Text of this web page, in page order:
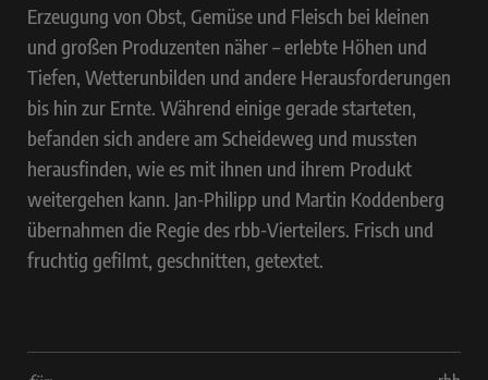
Erzeugung von Obst, Gemüse und Fleisch bei kleinen
und großen Produzenten näher – erlebte Höhen und
Tiefen, Wetterunbilden und andere Herausforderungen
bis hin zur Ernte. Während einige gerade starteten,
befanden sich andere am Scheideweg und mussten
herausfinden, wie es mit ihnen und ihrem Produkt
weitergehen kann. Jan-Philipp und Martin Koddenberg
übernahmen die Regie des rbb-Vierteilers. Frisch und
fruchtig gefilmt, geschnitten, getextet.